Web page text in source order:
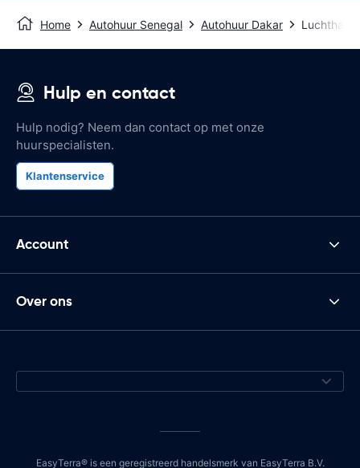
Home Autohuur Senegal Autohuur Dakar
Hulp en contact
Hulp nodig? Neem dan contact op met onze
huurspecialisten.
Klantenservice
Account
Over ons
EasyTerra® is een geregistreerd handelsmerk van EasyTerra B.V.